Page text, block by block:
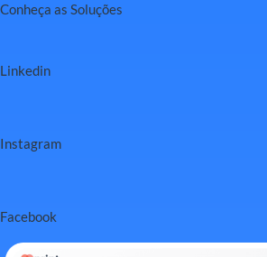
Conheça as Soluções
Linkedin
Instagram
Facebook